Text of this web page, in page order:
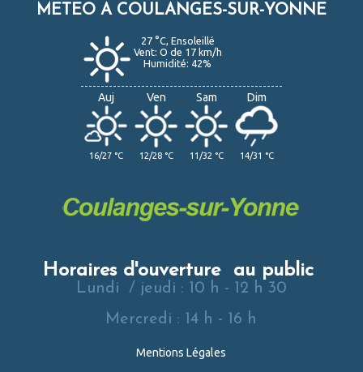
METEO A COULANGES-SUR-YONNE
27 °C, Ensoleillé
Vent: O de 17 km/h
Humidité: 42%
Auj
16/27 °C
Ven
12/28 °C
Sam
11/32 °C
Dim
14/31 °C
Horaires d'ouverture au public
Lundi / jeudi : 10 h - 12 h 30
Mercredi : 14 h - 16 h
Mentions Légales